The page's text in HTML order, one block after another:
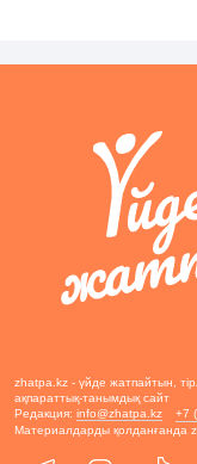
zhatpa.kz - үйде жатпайтын,
ақпараттық-танымдық сайт
Редакция: info@zhatpa.kz
+7
Материалдарды қолданғанда